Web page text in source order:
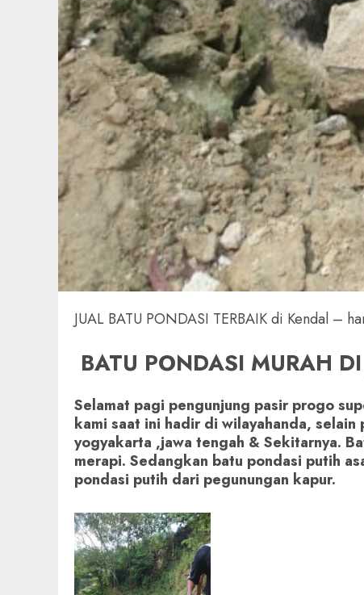
JUAL BATU PONDASI TERBAIK di Kendal –
BATU PONDASI MURAH
Selamat pagi pengunjung pasir progo
kami saat ini hadir di wilayahanda,
yogyakarta ,jawa tengah & Sekitarnya.
merapi. Sedangkan batu pondasi putih
pondasi putih dari pegunungan kapur.